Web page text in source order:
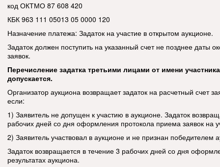
код ОКТМО 87 608 420
КБК 963 111 05013 05 0000 120
Назначение платежа: Задаток на участие в открытом аукционе.
Задаток должен поступить на указанный счет не позднее даты
заявок.
Перечисление задатка третьими лицами от имени
допускается.
Организатор аукциона возвращает задаток на расчетный счет
если:
1) Заявитель не допущен к участию в аукционе. Задаток
рабочих дней со дня оформления протокола приема заявок на
2) Заявитель участвовал в аукционе и не признан победителем
Задаток возвращается в течение 3 рабочих дней со дня
результатах аукциона.